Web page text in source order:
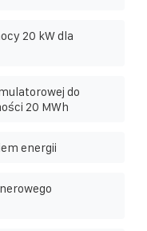
20 kW dla
do
20 MWh
energii